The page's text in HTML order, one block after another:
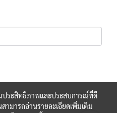
ประสิทธิภาพและประสบการณ์ที่ดี
ามารถอ่านรายละเอียดเพิ่มเติม